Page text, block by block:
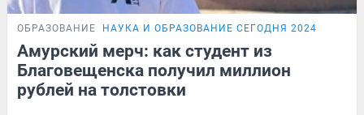
ОБРАЗОВАНИЕ НАУКА И ОБРАЗОВАНИЕ СЕГОДНЯ 2024
Амурский мерч: как студент из
Благовещенска получил миллион
рублей на толстовки